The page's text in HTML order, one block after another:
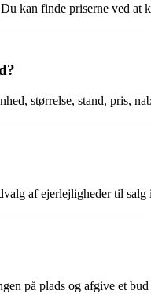
kan finde priserne ved at
størrelse, stand, pris,
af ejerlejligheder til salg
på plads og afgive et